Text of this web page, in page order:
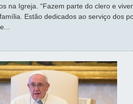
na Igreja. “Fazem parte do clero e
Estão dedicados ao serviço dos